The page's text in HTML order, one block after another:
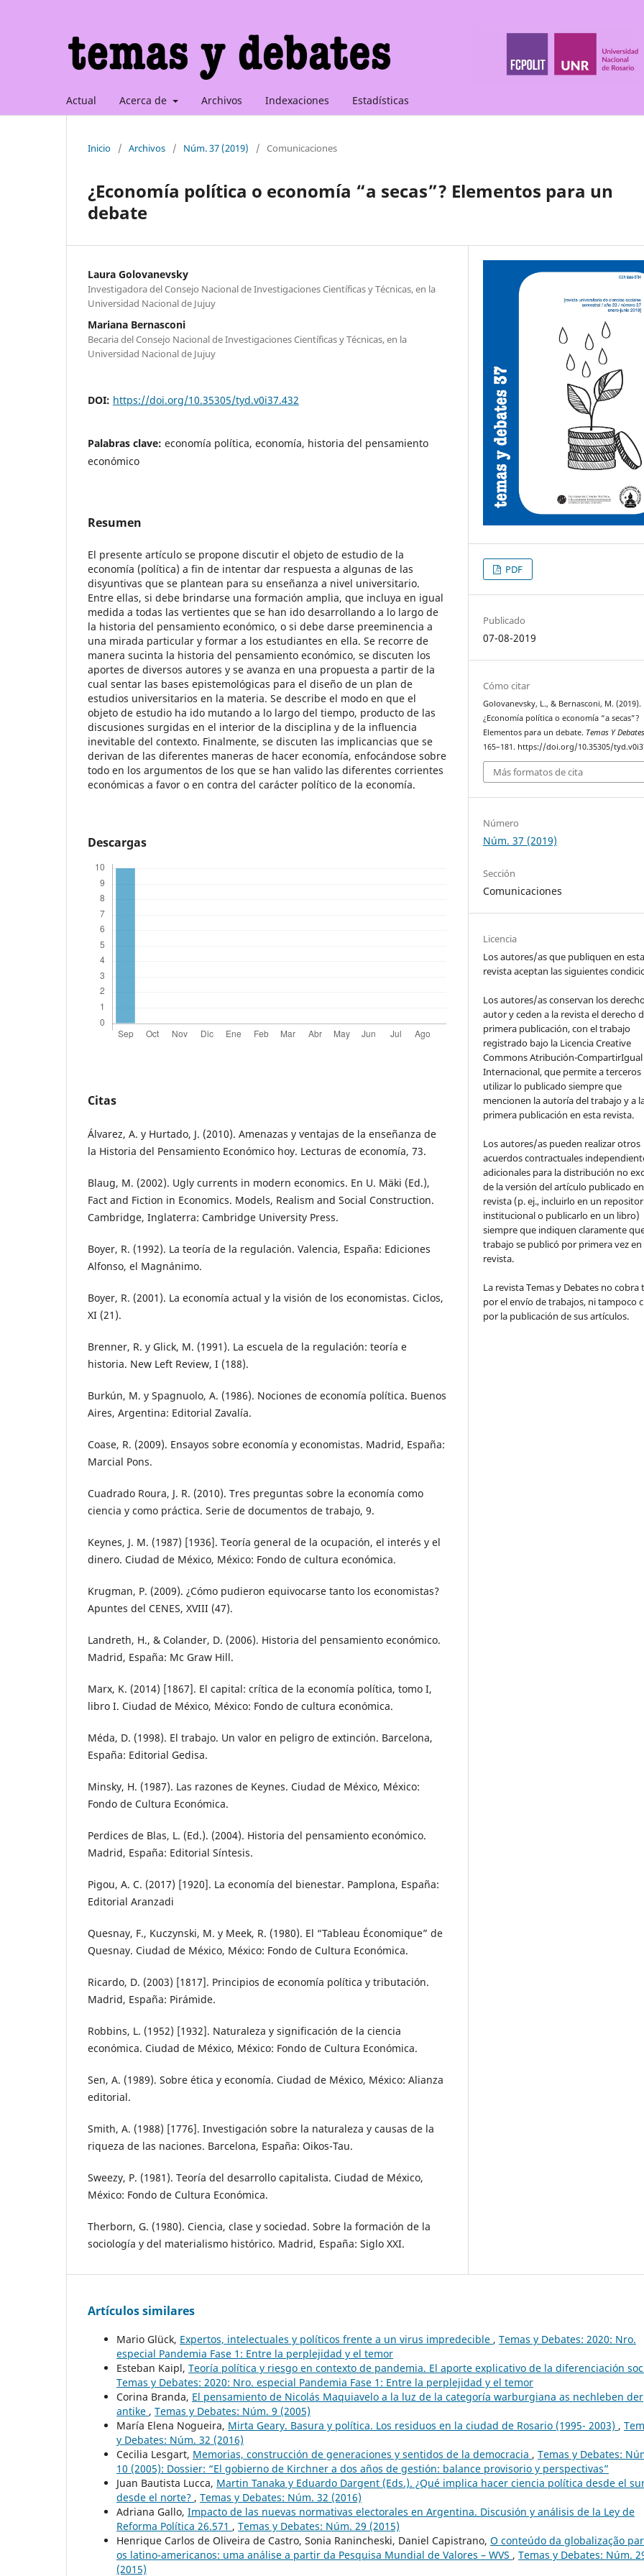
Actual Acerca de Archivos Indexaciones Estadísticas
Inicio / Archivos / Núm. 37 (2019) / Comunicaciones
¿Economía política o economía “a secas”? Elementos para un
debate
Laura Golovanevsky
Investigadora del Consejo Nacional de Investigaciones Científicas y Técnicas, en la
Universidad Nacional de Jujuy
Mariana Bernasconi
Becaria del Consejo Nacional de Investigaciones Científicas y Técnicas, en la
Universidad Nacional de Jujuy
DOI: https://doi.org/10.35305/tyd.v0i37.432
Palabras clave: economía política, economía, historia del pensamiento
económico
Resumen
El presente artículo se propone discutir el objeto de estudio de la
economía (política) a fin de intentar dar respuesta a algunas de las
disyuntivas que se plantean para su enseñanza a nivel universitario.
Entre ellas, si debe brindarse una formación amplia, que incluya en igual
medida a todas las vertientes que se han ido desarrollando a lo largo de
la historia del pensamiento económico, o si debe darse preeminencia a
una mirada particular y formar a los estudiantes en ella. Se recorre de
manera sucinta la historia del pensamiento económico, se discuten los
aportes de diversos autores y se avanza en una propuesta a partir de la
cual sentar las bases epistemológicas para el diseño de un plan de
estudios universitarios en la materia. Se describe el modo en que el
objeto de estudio ha ido mutando a lo largo del tiempo, producto de las
discusiones surgidas en el interior de la disciplina y de la influencia
inevitable del contexto. Finalmente, se discuten las implicancias que se
derivan de las diferentes maneras de hacer economía, enfocándose sobre
todo en los argumentos de los que se han valido las diferentes corrientes
económicas a favor o en contra del carácter político de la economía.
Descargas
Citas
Álvarez, A. y Hurtado, J. (2010). Amenazas y ventajas de la enseñanza de
la Historia del Pensamiento Económico hoy. Lecturas de economía, 73.
Blaug, M. (2002). Ugly currents in modern economics. En U. Mäki (Ed.),
Fact and Fiction in Economics. Models, Realism and Social Construction.
Cambridge, Inglaterra: Cambridge University Press.
Boyer, R. (1992). La teoría de la regulación. Valencia, España: Ediciones
Alfonso, el Magnánimo.
Boyer, R. (2001). La economía actual y la visión de los economistas. Ciclos,
XI (21).
Brenner, R. y Glick, M. (1991). La escuela de la regulación: teoría e
historia. New Left Review, I (188).
Burkún, M. y Spagnuolo, A. (1986). Nociones de economía política. Buenos
Aires, Argentina: Editorial Zavalía.
Coase, R. (2009). Ensayos sobre economía y economistas. Madrid, España:
Marcial Pons.
Cuadrado Roura, J. R. (2010). Tres preguntas sobre la economía como
ciencia y como práctica. Serie de documentos de trabajo, 9.
Keynes, J. M. (1987) [1936]. Teoría general de la ocupación, el interés y el
dinero. Ciudad de México, México: Fondo de cultura económica.
Krugman, P. (2009). ¿Cómo pudieron equivocarse tanto los economistas?
Apuntes del CENES, XVIII (47).
Landreth, H., & Colander, D. (2006). Historia del pensamiento económico.
Madrid, España: Mc Graw Hill.
Marx, K. (2014) [1867]. El capital: crítica de la economía política, tomo I,
libro I. Ciudad de México, México: Fondo de cultura económica.
Méda, D. (1998). El trabajo. Un valor en peligro de extinción. Barcelona,
España: Editorial Gedisa.
Minsky, H. (1987). Las razones de Keynes. Ciudad de México, México:
Fondo de Cultura Económica.
Perdices de Blas, L. (Ed.). (2004). Historia del pensamiento económico.
Madrid, España: Editorial Síntesis.
Pigou, A. C. (2017) [1920]. La economía del bienestar. Pamplona, España:
Editorial Aranzadi
Quesnay, F., Kuczynski, M. y Meek, R. (1980). El “Tableau Économique” de
Quesnay. Ciudad de México, México: Fondo de Cultura Económica.
Ricardo, D. (2003) [1817]. Principios de economía política y tributación.
Madrid, España: Pirámide.
Robbins, L. (1952) [1932]. Naturaleza y significación de la ciencia
económica. Ciudad de México, México: Fondo de Cultura Económica.
Sen, A. (1989). Sobre ética y economía. Ciudad de México, México: Alianza
editorial.
Smith, A. (1988) [1776]. Investigación sobre la naturaleza y causas de la
riqueza de las naciones. Barcelona, España: Oikos-Tau.
Sweezy, P. (1981). Teoría del desarrollo capitalista. Ciudad de México,
México: Fondo de Cultura Económica.
Therborn, G. (1980). Ciencia, clase y sociedad. Sobre la formación de la
sociología y del materialismo histórico. Madrid, España: Siglo XXI.
PDF
Publicado
07-08-2019
Cómo citar
Golovanevsky, L., & Bernasconi, M. (2019).
¿Economía política o economía “a secas”?
Elementos para un debate. Temas Y
165–181. https://doi.org/10.35305/
Más formatos de cita
Número
Núm. 37 (2019)
Sección
Comunicaciones
Licencia
Los autores/as que publiquen en esta
revista aceptan las siguientes
Los autores/as conservan los
autor y ceden a la revista el derecho
primera publicación, con el trabajo
registrado bajo la Licencia Creative
Commons Atribución-CompartirIgual
Internacional, que permite a terceros
utilizar lo publicado siempre que
mencionen la autoría del trabajo y a
primera publicación en esta revista.
Los autores/as pueden realizar otros
acuerdos contractuales
adicionales para la distribución no
de la versión del artículo publicado
revista (p. ej., incluirlo en un
institucional o publicarlo en un libro)
siempre que indiquen claramente
trabajo se publicó por primera vez en
revista.
La revista Temas y Debates no cobra
por el envío de trabajos, ni tampoco
por la publicación de sus artículos.
Artículos similares
Mario Glück, Expertos, intelectuales y políticos frente a un virus impredecible , Temas y Debates: 2020: Nro.
especial Pandemia Fase 1: Entre la perplejidad y el temor
Esteban Kaipl, Teoría política y riesgo en contexto de pandemia. El aporte explicativo de la diferenciación
Temas y Debates: 2020: Nro. especial Pandemia Fase 1: Entre la perplejidad y el temor
Corina Branda, El pensamiento de Nicolás Maquiavelo a la luz de la categoría warburgiana as nechleben der
antike , Temas y Debates: Núm. 9 (2005)
María Elena Nogueira, Mirta Geary. Basura y política. Los residuos en la ciudad de Rosario (1995- 2003) ,
y Debates: Núm. 32 (2016)
Cecilia Lesgart, Memorias, construcción de generaciones y sentidos de la democracia , Temas y Debates:
10 (2005): Dossier: “El gobierno de Kirchner a dos años de gestión: balance provisorio y perspectivas”
Juan Bautista Lucca, Martin Tanaka y Eduardo Dargent (Eds.). ¿Qué implica hacer ciencia política desde el
desde el norte? , Temas y Debates: Núm. 32 (2016)
Adriana Gallo, Impacto de las nuevas normativas electorales en Argentina. Discusión y análisis de la Ley de
Reforma Política 26.571 , Temas y Debates: Núm. 29 (2015)
Henrique Carlos de Oliveira de Castro, Sonia Ranincheski, Daniel Capistrano, O conteúdo da globalização
os latino-americanos: uma análise a partir da Pesquisa Mundial de Valores – WVS , Temas y Debates: Núm.
(2015)